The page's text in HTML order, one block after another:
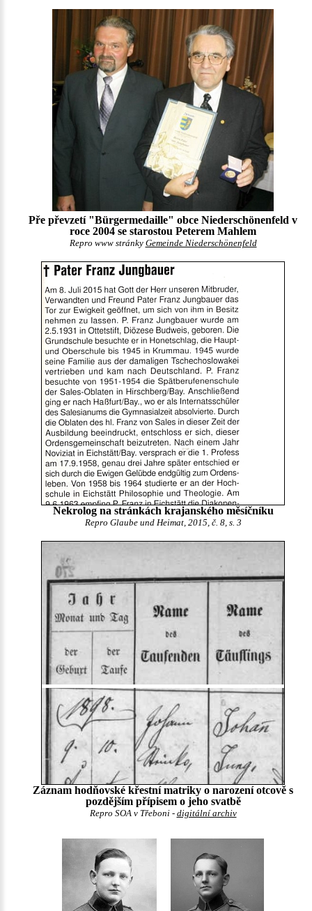
Pře převzetí "Bürgermedaille" obce Niederschönenfeld v
roce 2004 se starostou Peterem Mahlem
Repro www stránky Gemeinde Niederschönenfeld
Nekrolog na stránkách krajanského měsíčníku
Repro Glaube und Heimat, 2015, č. 8, s. 3
Záznam hodňovské křestní matriky o narození otcově s
pozdějším přípisem o jeho svatbě
Repro SOA v Třeboni - digitální archiv